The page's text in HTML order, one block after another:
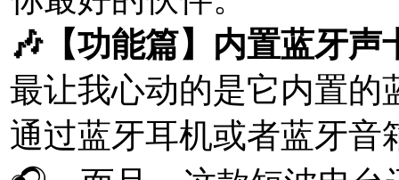
🎶【功能篇】内置蓝牙声
最让我心动的是它内置的
通过蓝牙耳机或者蓝牙音